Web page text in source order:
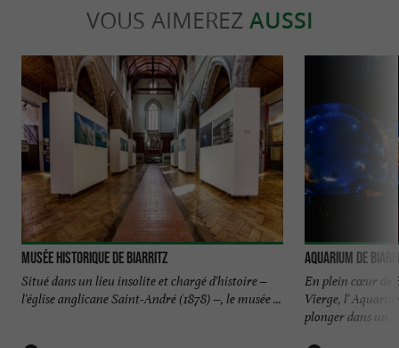
VOUS AIMEREZ AUSSI
Musée Historique de Biarritz
Situé dans un lieu insolite et chargé d'histoire –
l'église anglicane Saint-André (1878) –, le musée ...
Aquarium de
En plein cœur de
Vierge, l'
plonger dans un ...